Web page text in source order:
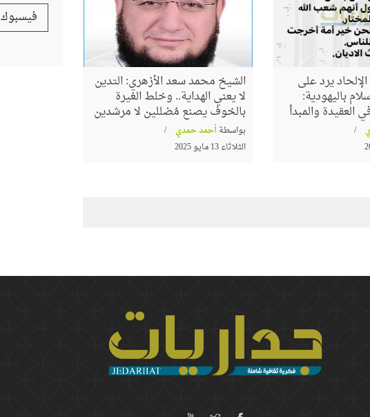
يرد على
باليهودية:
والمبدأ
الشيخ محمد سعد الأزهري: التدين
لا يعني الهداية.. وخلط الغيرة
بالخوف يصنع مُضللين لا مرشدين
بواسطةأحمد حمدي
الثلاثاء 13 مايو 2025
فيسبوك